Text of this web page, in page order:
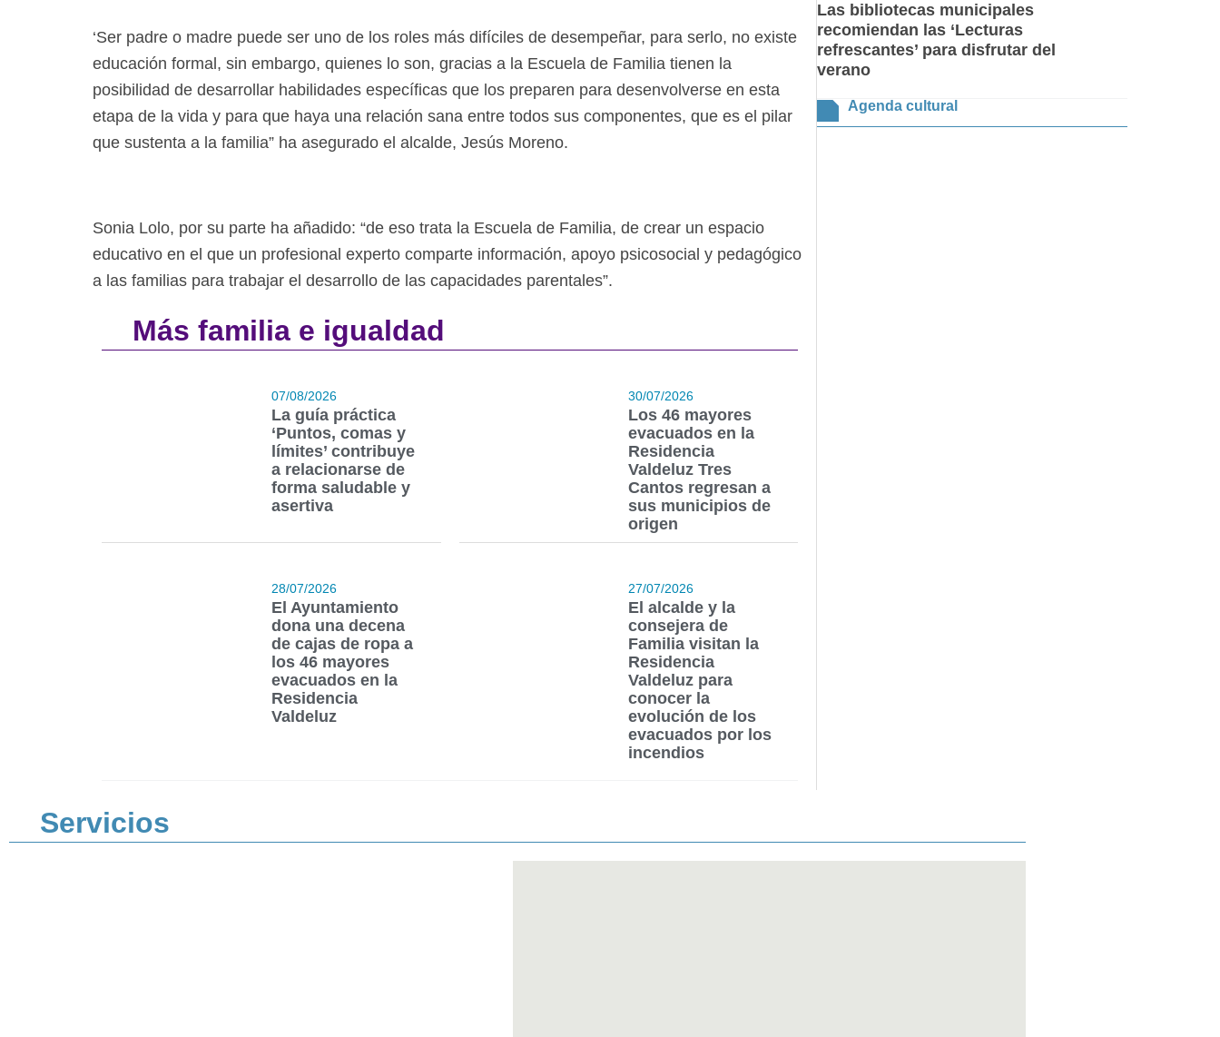
‘Ser padre o madre puede ser uno de los roles más difíciles de desempeñar, para serlo, no existe
educación formal, sin embargo, quienes lo son, gracias a la Escuela de Familia tienen la
posibilidad de desarrollar habilidades específicas que los preparen para desenvolverse en esta
etapa de la vida y para que haya una relación sana entre todos sus componentes, que es el pilar
que sustenta a la familia” ha asegurado el alcalde, Jesús Moreno.
Sonia Lolo, por su parte ha añadido: “de eso trata la Escuela de Familia, de crear un espacio
educativo en el que un profesional experto comparte información, apoyo psicosocial y pedagógico
a las familias para trabajar el desarrollo de las capacidades parentales”.
Más familia e igualdad
07/08/2026
La guía práctica
‘Puntos, comas y
límites’ contribuye
a relacionarse de
forma saludable y
asertiva
30/07/2026
Los 46 mayores
evacuados en la
Residencia
Valdeluz Tres
Cantos regresan a
sus municipios de
origen
28/07/2026
El Ayuntamiento
dona una decena
de cajas de ropa a
los 46 mayores
evacuados en la
Residencia
Valdeluz
27/07/2026
El alcalde y la
consejera de
Familia visitan la
Residencia
Valdeluz para
conocer la
evolución de los
evacuados por los
incendios
Las bibliotecas municipales
recomiendan las ‘Lecturas
refrescantes’ para disfrutar del
verano
Agenda cultural
Servicios